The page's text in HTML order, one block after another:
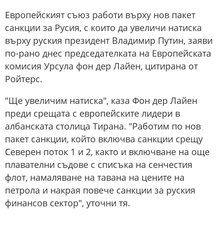
Европейският съюз работи върху нов пакет
санкции за Русия, с които да увеличи натиска
върху руския президент Владимир Путин, заяви
по-рано днес председателката на Европейската
комисия Урсула фон дер Лайен, цитирана от
Ройтерс.
"Ще увеличим натиска", каза Фон дер Лайен
преди срещата с европейските лидери в
албанската столица Тирана. "Работим по нов
пакет санкции, който включва санкции срещу
Северен поток 1 и 2, както и включване на още
плавателни съдове с списъка на сенчестия
флот, намаляване на тавана на цените на
петрола и накрая повече санкции за руския
финансов сектор", уточни тя.